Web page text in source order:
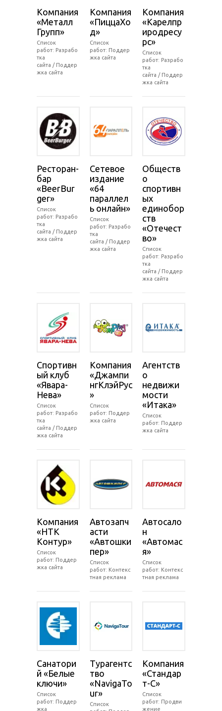
Компания
«Металл
Групп»
Список
работ: Разрабо
тка
сайта / Поддер
жка сайта
Компания
«ПиццаХо
д»
Список
работ: Поддер
жка сайта
Компания
«Карелпр
иродресу
рс»
Список
работ: Разрабо
тка
сайта / Поддер
жка сайта
Ресторан-
бар
«BeerBur
ger»
Список
работ: Разрабо
тка
сайта / Поддер
жка сайта
Сетевое
издание
«64
параллел
ь онлайн»
Список
работ: Разрабо
тка
сайта / Поддер
жка сайта
Обществ
о
спортивн
ых
единобор
ств
«Отечест
во»
Список
работ: Разрабо
тка
сайта / Поддер
жка сайта
Спортивн
ый клуб
«Явара-
Нева»
Список
работ: Разрабо
тка
сайта / Поддер
жка сайта
Компания
«Джампи
нгКлэйРус
»
Список
работ: Поддер
жка сайта
Агентств
о
недвижи
мости
«Итака»
Список
работ: Поддер
жка сайта
Компания
«НТК
Контур»
Список
работ: Поддер
жка сайта
Автозапч
асти
«Автошки
пер»
Список
работ: Контекс
тная реклама
Автосало
н
«Автомас
я»
Список
работ: Контекс
тная реклама
Санатори
й «Белые
ключи»
Список
работ: Поддер
жка
Турагентс
тво
«NavigaTo
ur»
Список
Компания
«Стандар
т-С»
Список
работ: Продви
жение